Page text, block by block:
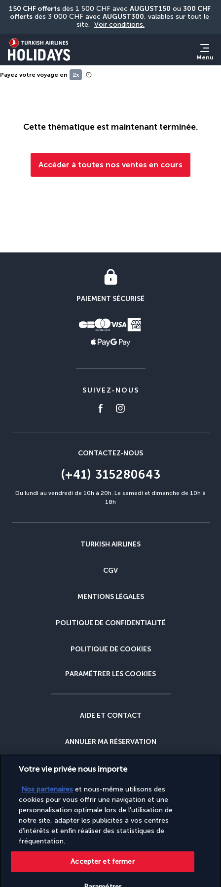
150 CHF offerts dès 1 500 CHF avec AUGUST150 ou 300 CHF
offerts dès 3 000 CHF avec AUGUST300, valables sur tout le
site. Voir conditions.
Menu
Payez votre voyage en 2x
Cette thématique est maintenant terminée.
Accéder à toutes nos ventes en cours
PAIEMENT SÉCURISÉ
SUIVEZ-NOUS
CONTACTEZ-NOUS
(+41) 315280643
Du lundi au vendredi de 10h à 20h. Le samedi et dimanche de 10h à
18h
TURKISH AIRLINES
CGV
MENTIONS LÉGALES
POLITIQUE DE CONFIDENTIALITÉ
POLITIQUE DE COOKIES
PARAMÉTRER LES COOKIES
AIDE ET CONTACT
ANNULER MA RÉSERVATION
GARANTIE DU MEILLEUR PRIX
GARANTIE ANNULATION
POURQUOI RÉSERVER AVEC NOUS ?
Site édité par PerfectStay.com en partenariat avec Turkish Airlines. Les
ventes sont réalisées par PerfectStay.com
Votre vie privée nous importe
Nos partenaires et nous-même utilisons des
cookies pour vous offrir une navigation et une
personnalisation optimale lors de l'utilisation de
notre site, adapter les publicités à vos centres
d'intérêts et enfin réaliser des statistiques de
fréquentation.
Accepter et fermer